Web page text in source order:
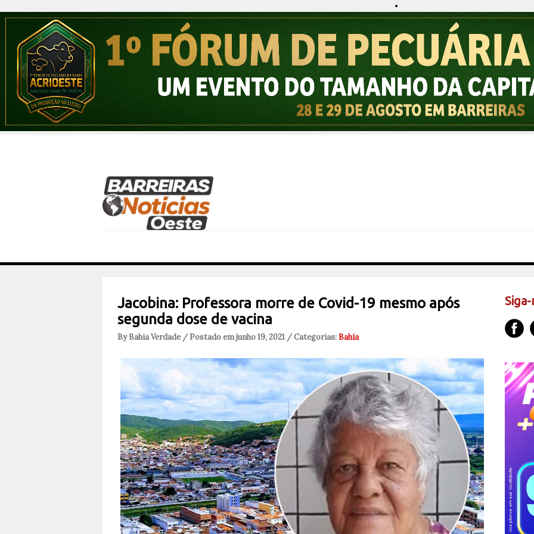
Jacobina: Professora morre de Covid-19 mesmo após
segunda dose de vacina
By Bahia Verdade / Postado em junho 19, 2021 / Categorias:Bahia